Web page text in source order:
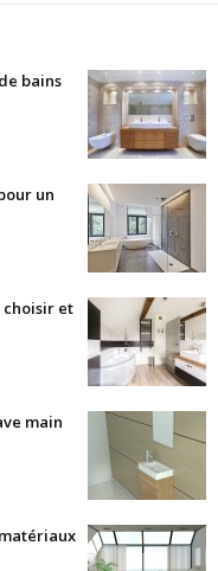
bains
un
choisir et
main